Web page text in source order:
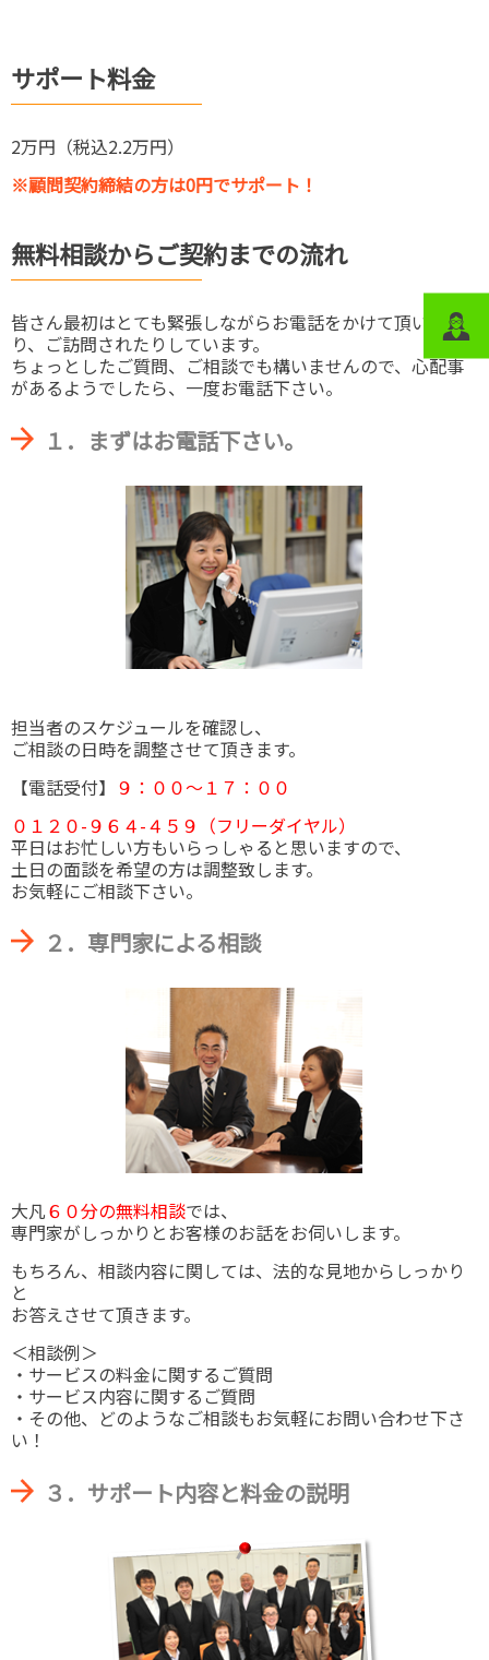
サポート料金
2万円（税込2.2万円）
※顧問契約締結の方は0円でサポート！
無料相談からご契約までの流れ
皆さん最初はとても緊張しながらお電話をかけて頂いた
り、ご訪問されたりしています。
ちょっとしたご質問、ご相談でも構いませんので、心配事
があるようでしたら、一度お電話下さい。
１．まずはお電話下さい。
担当者のスケジュールを確認し、
ご相談の日時を調整させて頂きます。
【電話受付】 ９：００～１７：００
０１２０-９６４-４５９（フリーダイヤル）
平日はお忙しい方もいらっしゃると思いますので、
土日の面談を希望の方は調整致します。
お気軽にご相談下さい。
２．専門家による相談
大凡６０分の無料相談では、
専門家がしっかりとお客様のお話をお伺いします。
もちろん、相談内容に関しては、法的な見地からしっかり
と
お答えさせて頂きます。
＜相談例＞
・サービスの料金に関するご質問
・サービス内容に関するご質問
・その他、どのようなご相談もお気軽にお問い合わせ下さ
い！
３．サポート内容と料金の説明